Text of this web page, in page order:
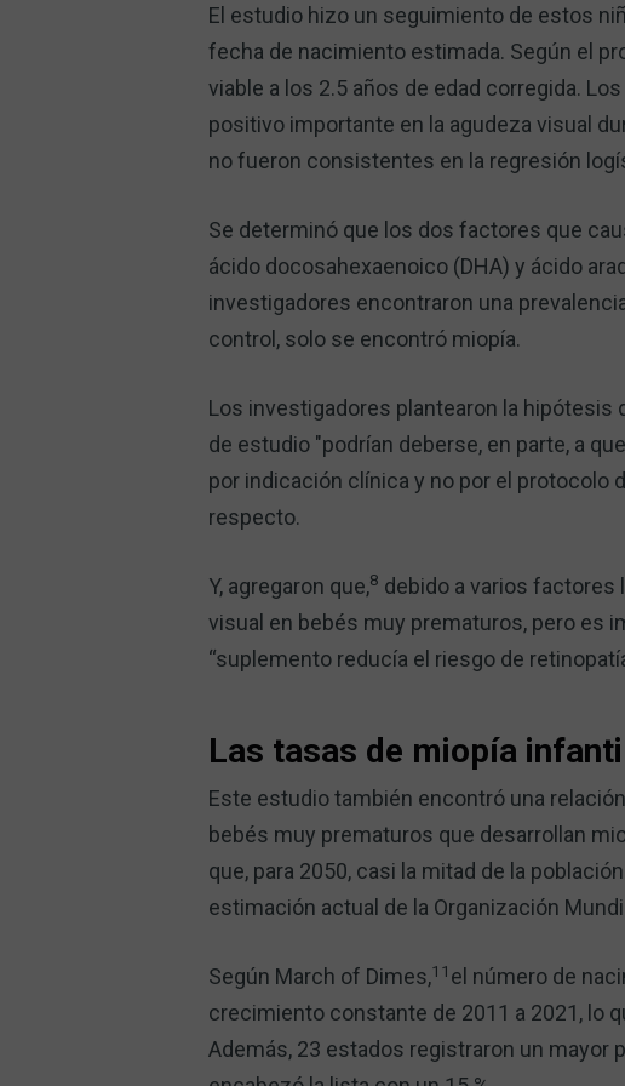
El estudio hizo un seguimiento de estos
fecha de nacimiento estimada. Según el
viable a los 2.5 años de edad corregida.
positivo importante en la agudeza visual
no fueron consistentes en la regresión
Se determinó que los dos factores que
ácido docosahexaenoico (DHA) y ácido
investigadores encontraron una
control, solo se encontró miopía.
Los investigadores plantearon la
de estudio "podrían deberse, en parte, a
por indicación clínica y no por el protocolo
respecto.
Y, agregaron que,8 debido a varios factores
visual en bebés muy prematuros, pero es
“suplemento reducía el riesgo de
Las tasas de miopía
Este estudio también encontró una
bebés muy prematuros que desarrollan
que, para 2050, casi la mitad de la
estimación actual de la Organización
Según March of Dimes,11 el número de
crecimiento constante de 2011 a 2021, lo
Además, 23 estados registraron un